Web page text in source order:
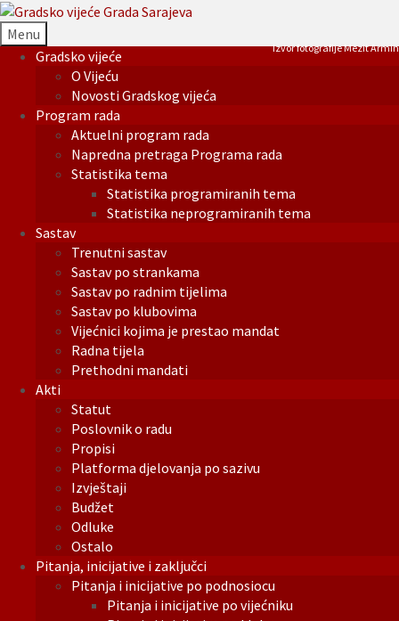
Menu
Gradsko vijeće
O Vijeću
Novosti Gradskog vijeća
Program rada
Aktuelni program rada
Napredna pretraga Programa rada
Statistika tema
Statistika programiranih tema
Statistika neprogramiranih tema
Sastav
Trenutni sastav
Sastav po strankama
Sastav po radnim tijelima
Sastav po klubovima
Vijećnici kojima je prestao mandat
Radna tijela
Prethodni mandati
Akti
Statut
Poslovnik o radu
Propisi
Platforma djelovanja po sazivu
Izvještaji
Budžet
Odluke
Ostalo
Pitanja, inicijative i zaključci
Pitanja i inicijative po podnosiocu
Pitanja i inicijative po vijećniku
Izvor fotografije Mezit Armin